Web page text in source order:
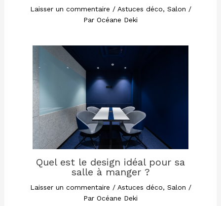
Laisser un commentaire / Astuces déco, Salon /
Par Océane Deki
Quel est le design idéal pour sa
salle à manger ?
Laisser un commentaire / Astuces déco, Salon /
Par Océane Deki